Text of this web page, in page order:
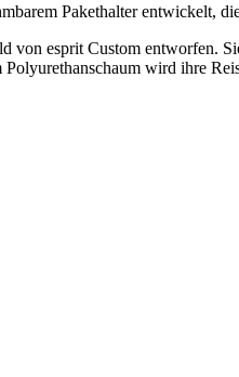
Pakethalter entwickelt,
von esprit Custom entworfen.
wird ihre